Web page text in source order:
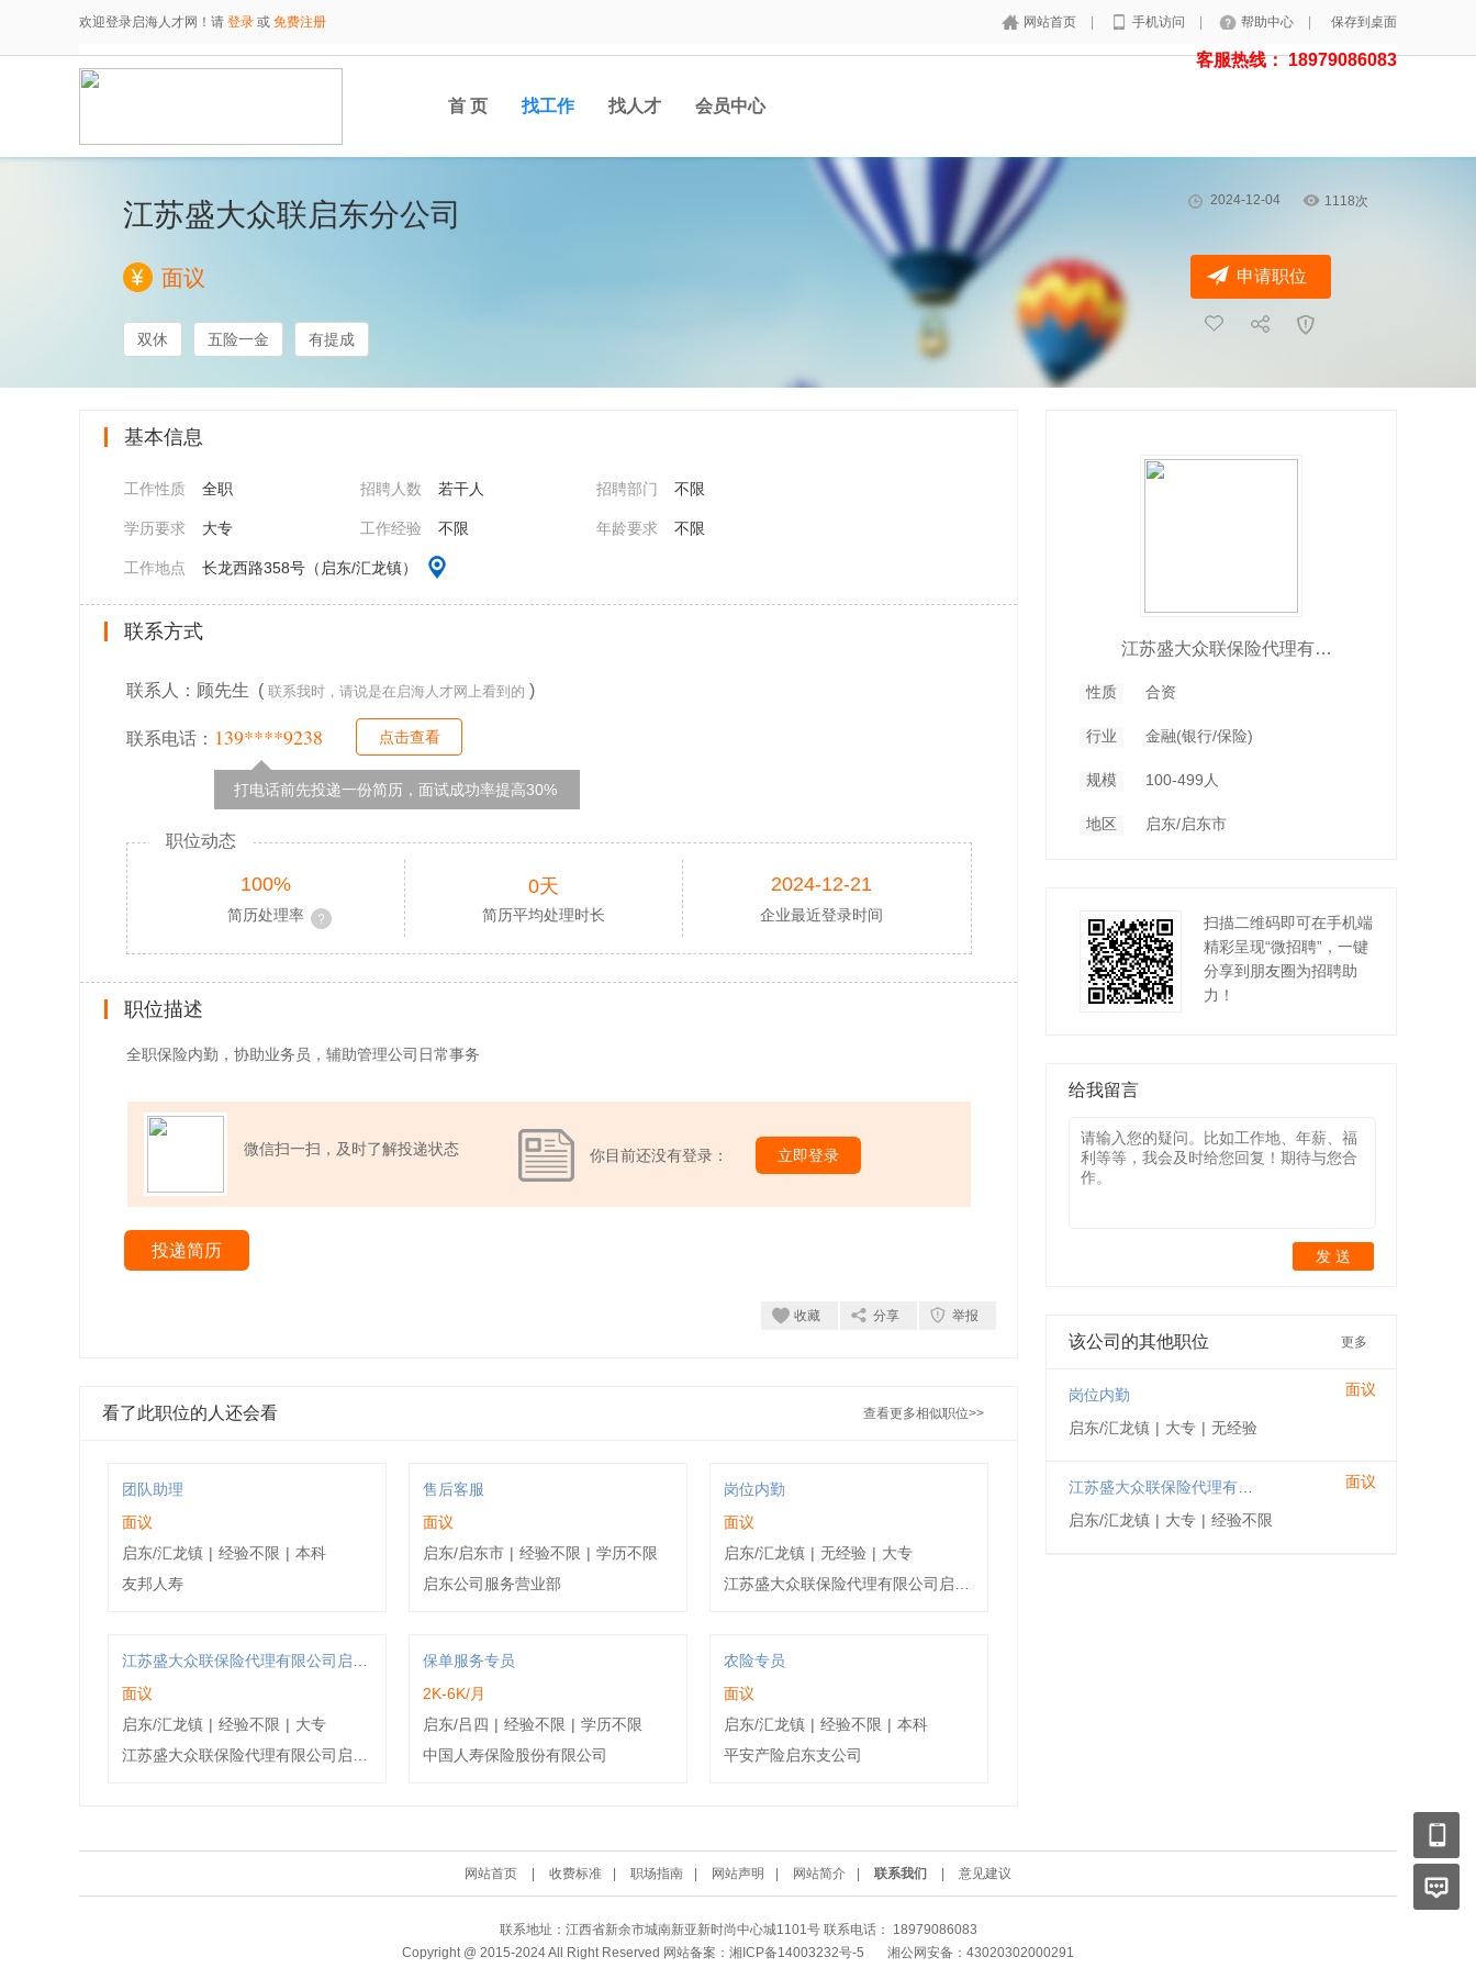
欢迎登录启海人才网！请 登录 或 免费注册 网站首页 手机访问 帮助中心 保存到桌面
客服热线： 18979086083
首 页 找工作 找人才 会员中心
2024-12-04 1118次
江苏盛大众联启东分公司
面议
双休 五险一金 有提成
申请职位
基本信息
工作性质 全职 招聘人数 若干人 招聘部门 不限
学历要求 大专 工作经验 不限 年龄要求 不限
工作地点 长龙西路358号（启东/汇龙镇）
联系方式
联系人：顾先生 ( 联系我时，请说是在启海人才网上看到的 )
联系电话： 139****9238 点击查看
打电话前先投递一份简历，面试成功率提高30%
职位动态
100%
简历处理率
0天
简历平均处理时长
2024-12-21
企业最近登录时间
职位描述
全职保险内勤，协助业务员，辅助管理公司日常事务
微信扫一扫，及时了解投递状态 你目前还没有登录： 立即登录
投递简历
收藏 分享 举报
看了此职位的人还会看 查看更多相似职位>>
团队助理
面议
启东/汇龙镇 | 经验不限 | 本科
友邦人寿
售后客服
面议
启东/启东市 | 经验不限 | 学历不限
启东公司服务营业部
岗位内勤
面议
启东/汇龙镇 | 无经验 | 大专
面议
启东/汇龙镇 | 经验不限 | 大专
保单服务专员
2K-6K/月
启东/吕四 | 经验不限 | 学历不限
中国人寿保险股份有限公司
农险专员
面议
启东/汇龙镇 | 经验不限 | 本科
平安产险启东支公司
江苏盛大众联保险代理有限公司启东分公司
性质 合资
行业 金融(银行/保险)
规模 100-499人
地区 启东/启东市
扫描二维码即可在手机端
精彩呈现“微招聘”，一键
分享到朋友圈为招聘助
力！
给我留言
发 送
该公司的其他职位 更多
岗位内勤 面议
启东/汇龙镇 | 大专 | 无经验
面议
启东/汇龙镇 | 大专 | 经验不限
网站首页 收费标准 职场指南 网站声明 网站简介 联系我们 意见建议
联系地址：江西省新余市城南新亚新时尚中心城1101号 联系电话： 18979086083
Copyright @ 2015-2024 All Right Reserved 网站备案： 湘ICP备14003232号-5 湘公网安备：43020302000291